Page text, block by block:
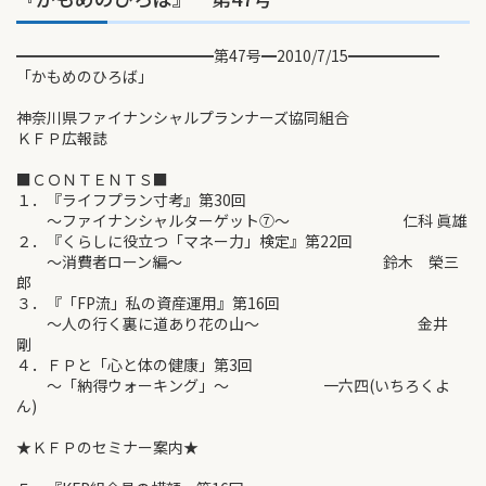
━━━━━━━━━━━━━第47号━2010/7/15━━━━━━
「かもめのひろば」
神奈川県ファイナンシャルプランナーズ協同組合
ＫＦＰ広報誌
■ＣＯＮＴＥＮＴＳ■
１．『ライフプラン寸考』第30回
～ファイナンシャルターゲット⑦～ 仁科 眞雄
２．『くらしに役立つ「マネー力」検定』第22回
～消費者ローン編～ 鈴木 榮三
郎
３．『「FP流」私の資産運用』第16回
～人の行く裏に道あり花の山～ 金井
剛
４．ＦＰと「心と体の健康」第3回
～「納得ウォーキング」～ 一六四(いちろくよ
ん)
★ＫＦＰのセミナー案内★